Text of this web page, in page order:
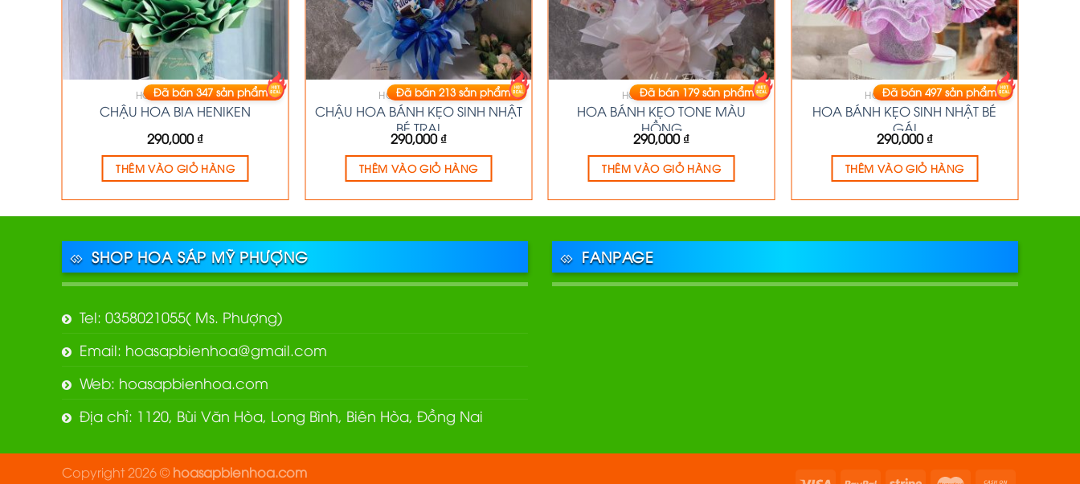
HOA BÁNH KẸO
CHẬU HOA BIA HENIKEN
290,000₫
Đã bán347sản phẩm
THÊM VÀO GIỎ HÀNG
HOA BÁNH KẸO
CHẬU HOA BÁNH KẸO SINH NHẬT
BÉ TRAI
290,000₫
Đã bán213sản phẩm
THÊM VÀO GIỎ HÀNG
HOA BÁNH KẸO
HOA BÁNH KẸO TONE MÀU
HỒNG
290,000₫
Đã bán179sản phẩm
THÊM VÀO GIỎ HÀNG
HOA BÁNH KẸO
HOA BÁNH KẸO SINH NHẬT BÉ
GÁI
290,000₫
Đã bán497sản phẩm
THÊM VÀO GIỎ HÀNG
SHOP HOA SÁP MỸ PHƯỢNG
Tel: 0358021055( Ms. Phượng)
Email: hoasapbienhoa@gmail.com
Web: hoasapbienhoa.com
Địa chỉ: 1120, Bùi Văn Hòa, Long Bình, Biên Hòa, Đồng Nai
FANPAGE
Copyright 2026 ©hoasapbienhoa.com